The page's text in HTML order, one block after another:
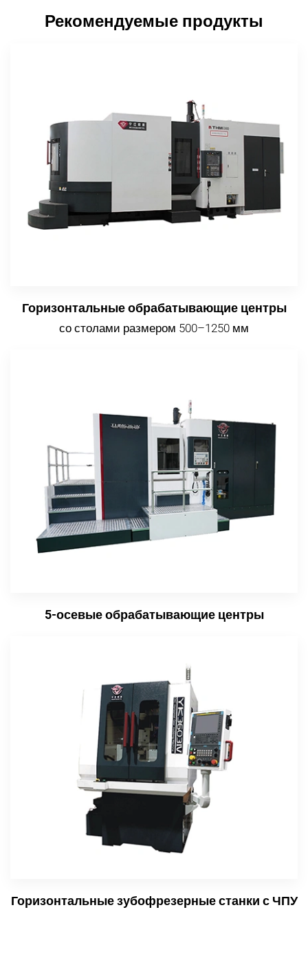
Рекомендуемые продукты
Горизонтальные обрабатывающие центры
со столами размером 500–1250 мм
5-осевые обрабатывающие центры
Горизонтальные зубофрезерные станки с ЧПУ